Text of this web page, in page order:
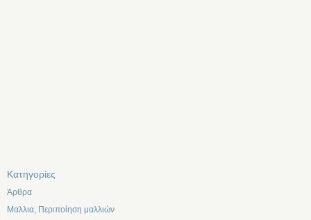
Kατηγορίες
Άρθρα
Μαλλια, Περιποίηση μαλλιών